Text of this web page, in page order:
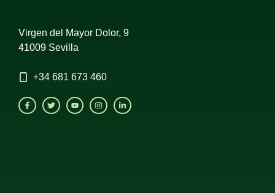
Virgen del Mayor Dolor, 9
41009 Sevilla
+34 681 673 460